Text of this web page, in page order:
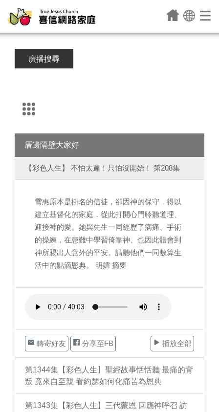
廣播搜尋
厝邊隔壁大家好
【彩色人生】 不怕太遲！只怕沒開始！ 第208集
雪惠原本是掛名的信徒，卻因神的保守，得以
建立基督化的家庭，從此打開心門聆聽道理、
迎接神的愛。她與先生一同經歷了病痛、手術
的操練，在患難中學習倚靠神、也因此體會到
神所賜出人意外的平安。請聽他們一同數算生
活中的點滴恩典。 明媚 摘要
轉寄好友 分享至FB 播放全部
第1344集【彩色人生】聖經故事恬恬聽 最痛的背
叛 竟來自至親 看約瑟如何化痛苦為恩典
第1343集【彩色人生】三代蒙恩 回應神呼召 訪